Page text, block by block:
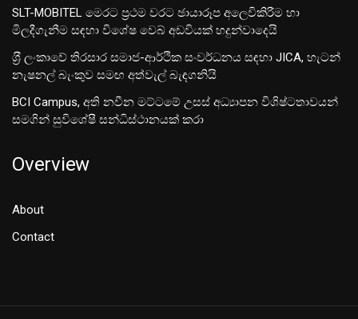
SLT-MOBITEL මෙරට ප්‍රථම වරට ඡායාරූප අලෙවිකිරීම හා
මිලදීගැනීම සඳහා විශේෂ වෙබ් අඩවියක් හදුන්වාදෙයි
ශ‍්‍රී ලංකාවේ තිරසාර සමාජ-ආර්ථික සංවර්ධනය සඳහා JICA, හැටන්
නැෂනල් බැංකුව සමඟ අත්වැල් බැඳගනියි
BCI Campus, අති නවීන මට්ටමේ උසස් අධ්‍යාපන විශිෂ්ටතාවයන්
සමගින් සුවිශේෂී සන්ධිස්ථානයක් කරා
Overview
About
Contact